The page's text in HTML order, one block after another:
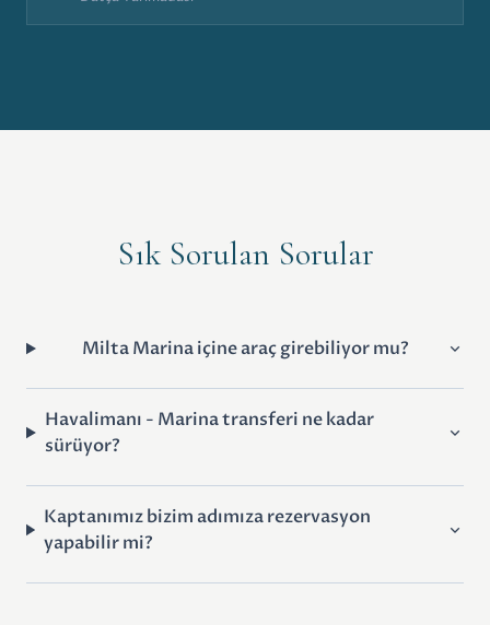
Sık Sorulan Sorular
Milta Marina içine araç girebiliyor mu?
Havalimanı - Marina transferi ne kadar
sürüyor?
Kaptanımız bizim adımıza rezervasyon
yapabilir mi?